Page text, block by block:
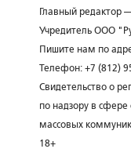
Главный редактор
Учредитель ООО
Пишите нам по
Телефон: +7 (812)
Свидетельство о
по надзору в
массовых
18+